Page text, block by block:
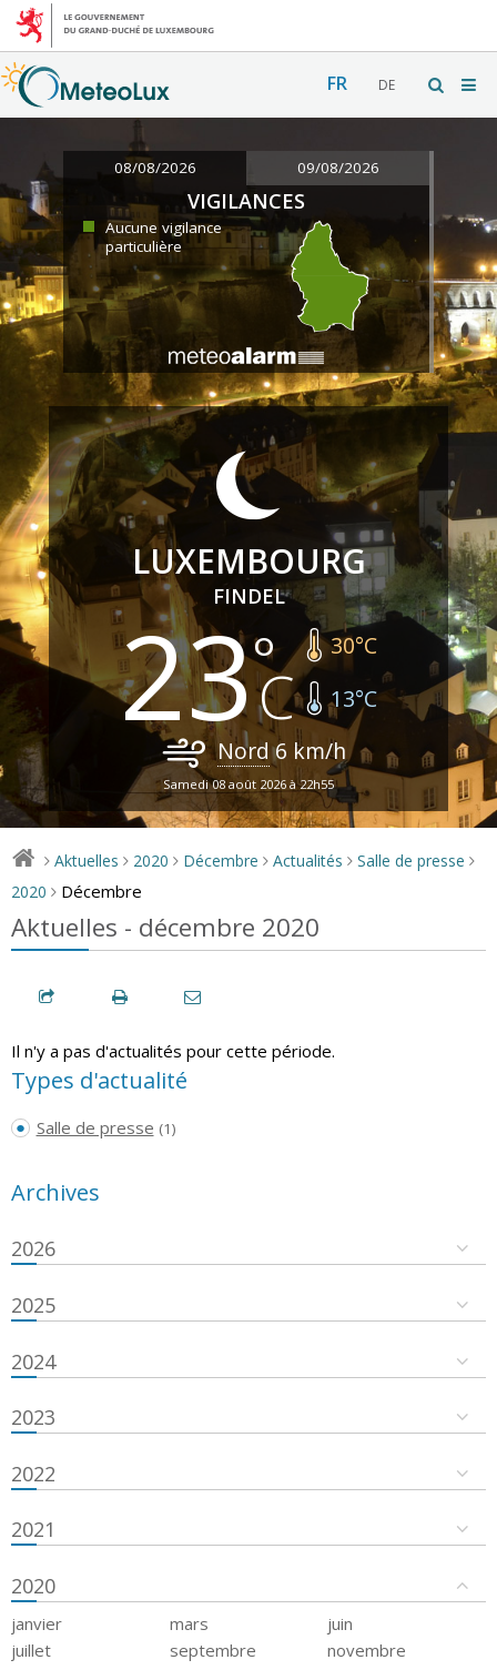
FR DE
08/08/2026 09/08/2026
VIGILANCES
Aucune vigilance
particulière
LUXEMBOURG
FINDEL
23 30°C
13°C
Nord6 km/h
Samedi 08 août 2026 à 22h55
> Aktuelles > 2020 > Décembre > Actualités > Salle de presse >
2020 > Décembre
Aktuelles - décembre 2020
Il n'y a pas d'actualités pour cette période.
Types d'actualité
Salle de presse (1)
Archives
2026
2025
2024
2023
2022
2021
2020
janvier mars
juin
juillet
septembre
novembre